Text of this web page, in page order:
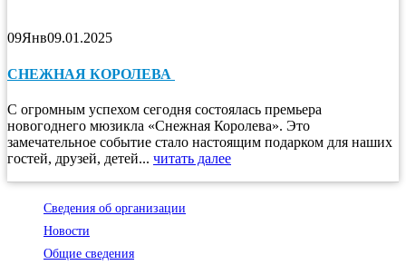
09Янв09.01.2025
СНЕЖНАЯ КОРОЛЕВА
С огромным успехом сегодня состоялась премьера
новогоднего мюзикла «Снежная Королева». Это
замечательное событие стало настоящим подарком для наших
гостей, друзей, детей... читать далее
Сведения об организации
Новости
Общие сведения